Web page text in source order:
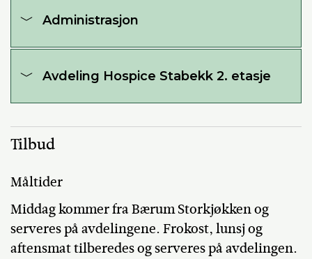
Administrasjon
Avdeling Hospice Stabekk 2. etasje
Tilbud
Måltider
Middag kommer fra Bærum Storkjøkken og
serveres på avdelingene. Frokost, lunsj og
aftensmat tilberedes og serveres på avdelingen.